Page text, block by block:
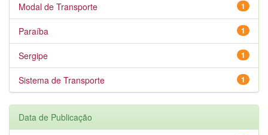
1
Modal de Transporte
1
Paraíba
1
Sergipe
1
Sistema de Transporte
Data de Publicação